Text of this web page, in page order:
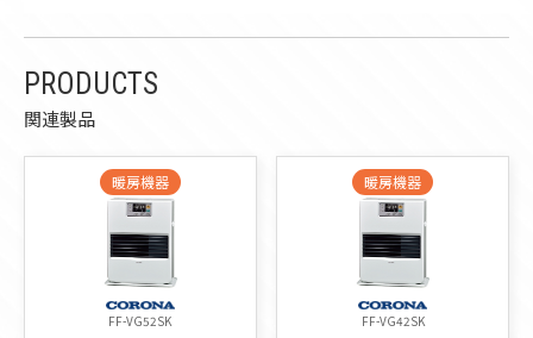
PRODUCTS
関連製品
暖房機器
FF-VG52SK
暖房機器
FF-VG42SK